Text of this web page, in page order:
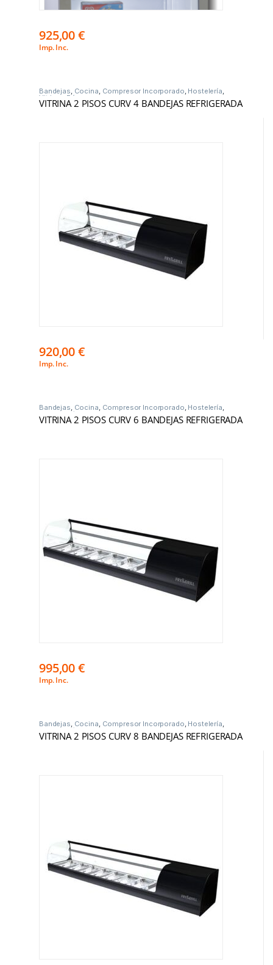
925,00€
Imp. Inc.
Bandejas, Cocina, Compresor Incorporado, Hostelería,
Vitrinas Frío
VITRINA 2 PISOS CURV 4 BANDEJAS REFRIGERADA
920,00€
Imp. Inc.
Bandejas, Cocina, Compresor Incorporado, Hostelería,
Vitrinas Frío
VITRINA 2 PISOS CURV 6 BANDEJAS REFRIGERADA
995,00€
Imp. Inc.
Bandejas, Cocina, Compresor Incorporado, Hostelería,
Vitrinas Frío
VITRINA 2 PISOS CURV 8 BANDEJAS REFRIGERADA